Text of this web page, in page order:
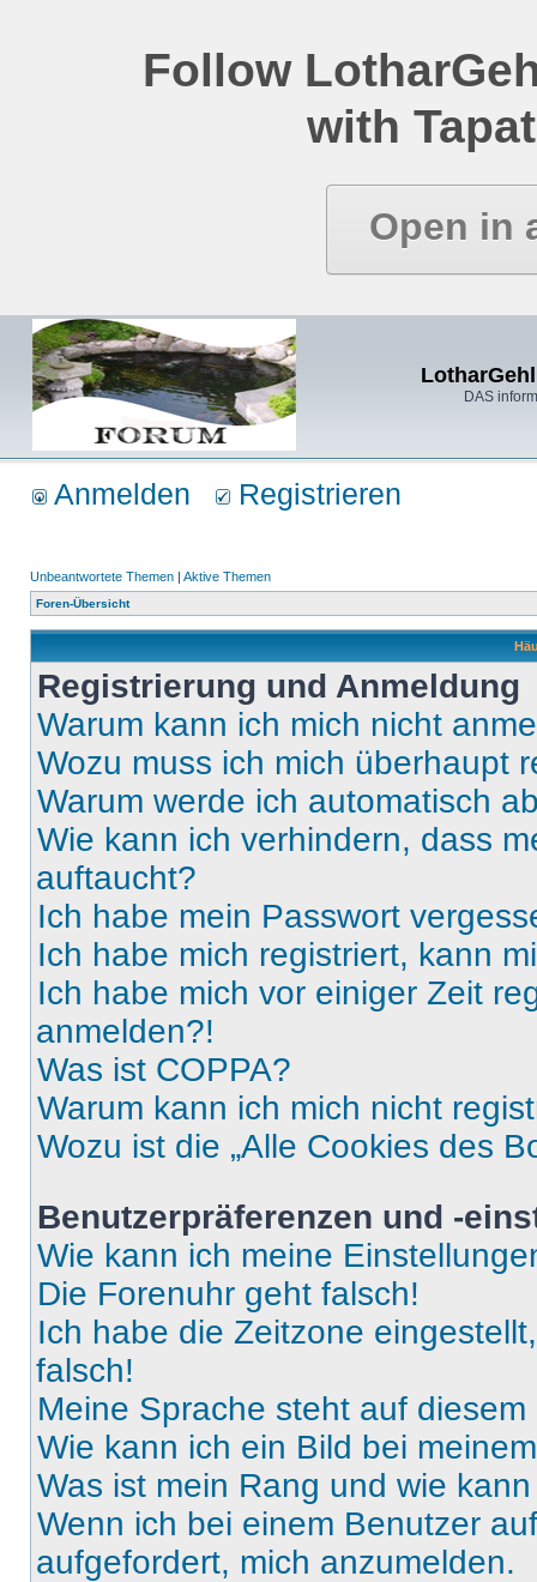
Follow
with
Open in
DAS
Anmelden Registrieren
Unbeantwortete Themen | Aktive Themen
Foren-Übersicht
Registrierung und Anmeldung
Warum kann ich mich nicht
Wozu muss ich mich überhaupt
Warum werde ich automatisch
Wie kann ich verhindern, dass
auftaucht?
Ich habe mein Passwort
Ich habe mich registriert, kann
Ich habe mich vor einiger Zeit
anmelden?!
Was ist COPPA?
Warum kann ich mich nicht
Wozu ist die „Alle Cookies des
Benutzerpräferenzen und -
Wie kann ich meine
Die Forenuhr geht falsch!
Ich habe die Zeitzone
falsch!
Meine Sprache steht auf
Wie kann ich ein Bild bei
Was ist mein Rang und wie
Wenn ich bei einem Benutzer
aufgefordert, mich anzumelden.